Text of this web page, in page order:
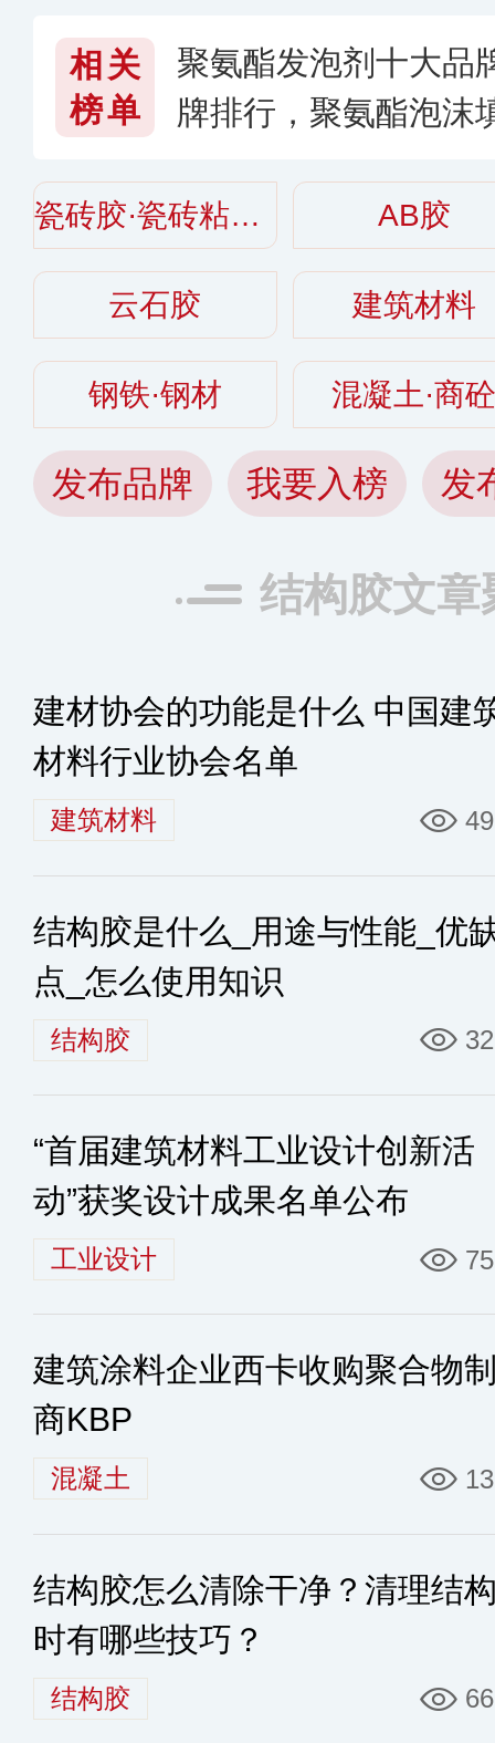
相关
榜单
聚氨酯发泡剂十大品
牌排行，聚氨酯泡沫
瓷砖胶·瓷砖粘结剂 AB胶
云石胶 建筑材料
钢铁·钢材 混凝土·商
发布品牌 我要入榜 发
结构胶文章
建材协会的功能是什么 中国建
材料行业协会名单
建筑材料
结构胶是什么_用途与性能_优
点_怎么使用知识
结构胶
“首届建筑材料工业设计创新活
动”获奖设计成果名单公布
工业设计
建筑涂料企业西卡收购聚合物
商KBP
混凝土
结构胶怎么清除干净？清理结
时有哪些技巧？
结构胶